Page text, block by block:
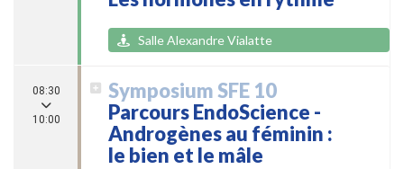
Salle Alexandre Vialatte
08:30
10:00
Symposium SFE 10
Parcours EndoScience -
Androgènes au féminin :
le bien et le mâle